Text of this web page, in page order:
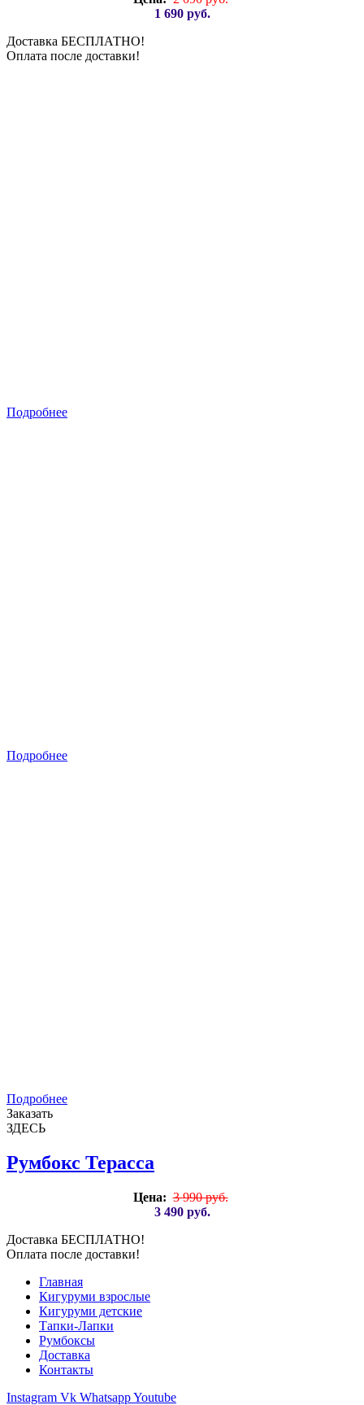
1 690 руб.
Доставка БЕСПЛАТНО!
Оплата после доставки!
Подробнее
Подробнее
Подробнее
Заказать
ЗДЕСЬ
Румбокс Терасса
Цена: 3 990 руб.
3 490 руб.
Доставка БЕСПЛАТНО!
Оплата после доставки!
Главная
Кигуруми взрослые
Кигуруми детские
Тапки-Лапки
Румбоксы
Доставка
Контакты
Instagram Vk WhatsappYoutube